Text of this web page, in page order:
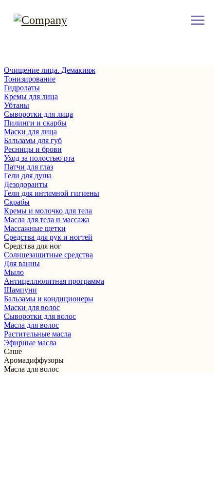
Очищение лица. Демакияж
Тонизирование
Гидролаты
Кремы для лица
Убтаны
Сыворотки для лица
Пилинги и скарбы
Маски для лица
Бальзамы для губ
Ресницы и брови
Уход за полостью рта
Патчи для глаз
Гели для душа
Дезодоранты
Гели для интимной гигиены
Скрабы
Кремы и молочко для тела
Масла для тела и массажа
Массажные щетки
Cредства для рук и ногтей
Средства для ног
Солнцезащитные средства
Для ванны
Мыло
Антицеллюлитная программа
Шампуни
Бальзамы и кондиционеры
Маски для волос
Сыворотки для волос
Масла для волос
Растительные масла
Эфирные масла
Саше
Аромадиффузоры
Масла для волос